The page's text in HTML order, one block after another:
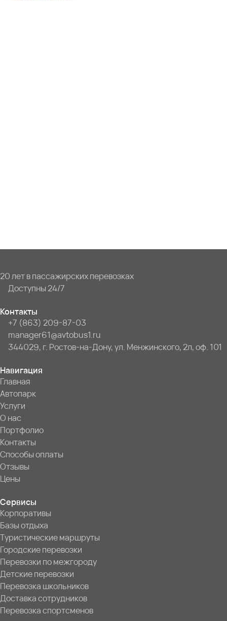
20 лет в пассажирских перевозках
Доступны 24/7
Контакты
+7 (863) 209-87-03
manager61@avtobus1.ru
344029, г. Ростов-на-Дону, ул. Менжинского, 2л, оф. 101
Навигация
Главная
Автопарк
Услуги
О нас
Портфолио
Контакты
Способы оплаты
Отзывы
Цены
Сервисы
Корпоративы
Базы отдыха
Туристические маршруты
Городские перевозки
Перевозки по межгороду
Детские перевозки
Перевозка школьников
Доставка сотрудников
Перевозка спортсменов